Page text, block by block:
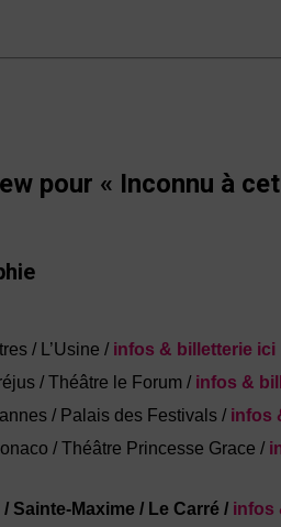
pour « Inconnu à
/ L’Usine / infos & billetterie ici
/ Théâtre le Forum / infos &
/ Palais des Festivals / infos
/ Théâtre Princesse Grace /
Sainte-Maxime / Le Carré / infos